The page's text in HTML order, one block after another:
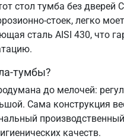
стол тумба без
стоек, легко
сталь AISI 430, что
тумбы?
до мелочей:
Сама конструкция
качеств.